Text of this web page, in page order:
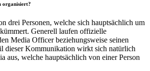
organisiert?
drei Personen, welche sich hauptsächlich um
Generell laufen offizielle
Media Officer beziehungsweise seinen
dieser Kommunikation wirkt sich natürlich
aus, welche hauptsächlich von einer Person